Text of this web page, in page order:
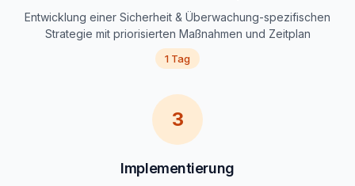
Entwicklung einer Sicherheit & Überwachung-spezifischen
Strategie mit priorisierten Maßnahmen und Zeitplan
1 Tag
3
Implementierung